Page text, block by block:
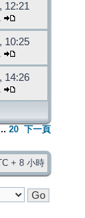
12:21
10:25
14:26
20 下一頁
+ 8 小時